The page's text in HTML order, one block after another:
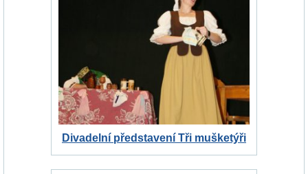
Divadelní představení Tři mušketýři